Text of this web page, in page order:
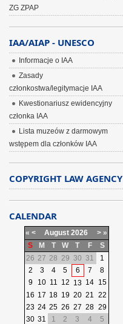
ZG ZPAP
IAA/AIAP - UNESCO
Informacje o IAA
Zasady
członkostwa/legitymacje IAA
Kwestionariusz ewidencyjny
członka IAA
Lista muzeów z darmowym
wstępem dla członków IAA
COPYRIGHT LAW AGENCY
CALENDAR
« < August 2026 > »
S
M T W T F
S
26 27 28 29 30 31
1
2
3 4 5 6 7
8
9
10 11 12 13 14 15
16 17 18 19 20 21 22
23 24 25 26 27 28 29
30 31 1 2 3 4 5